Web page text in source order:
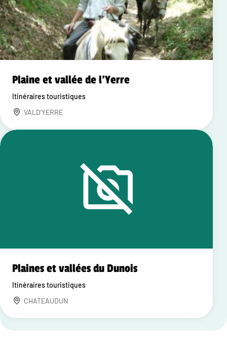
Plaine et vallée de l'Yerre
Itinéraires touristiques
VALD'YERRE
Plaines et vallées du Dunois
Itinéraires touristiques
CHATEAUDUN